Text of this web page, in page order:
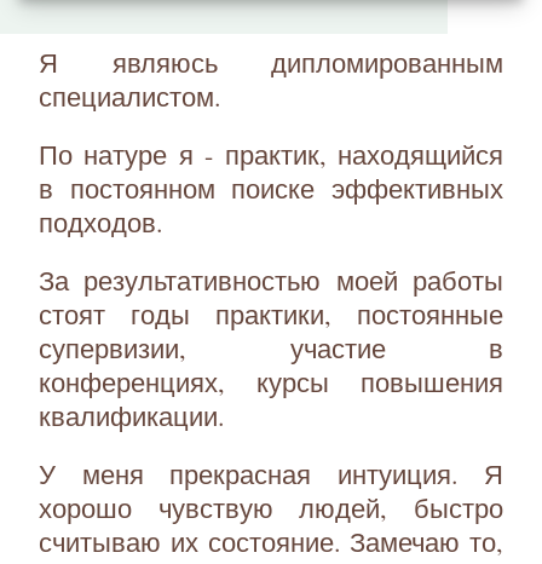
Я являюсь дипломированным
специалистом.
По натуре я - практик, находящийся
в постоянном поиске эффективных
подходов.
За результативностью моей работы
стоят годы практики, постоянные
супервизии, участие в
конференциях, курсы повышения
квалификации.
У меня прекрасная интуиция. Я
хорошо чувствую людей, быстро
считываю их состояние. Замечаю то,